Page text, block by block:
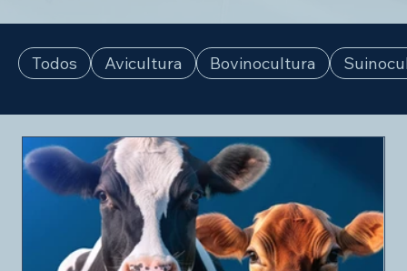
Todos Avicultura Bovinocultura